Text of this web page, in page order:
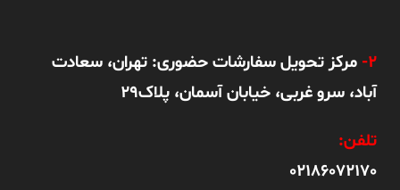
2- مرکز تحویل سفارشات حضوری: تهران، سعادت
آباد، سرو غربی، خیابان آسمان، پلاک29
تلفن:
02186072170